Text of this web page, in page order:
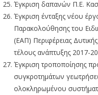
Έγκριση δαπανών Π.Ε.
Έγκριση ένταξης νέου
Παρακολούθησης του
(ΕΑΠ) Περιφέρειας
τέλους ανάπτυξης 2017-
Έγκριση τροποποίησης
συγκροτημάτων
ολοκληρωμένου